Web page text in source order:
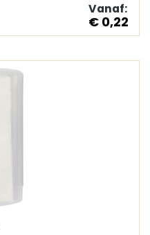
Vanaf:
€ 0,22